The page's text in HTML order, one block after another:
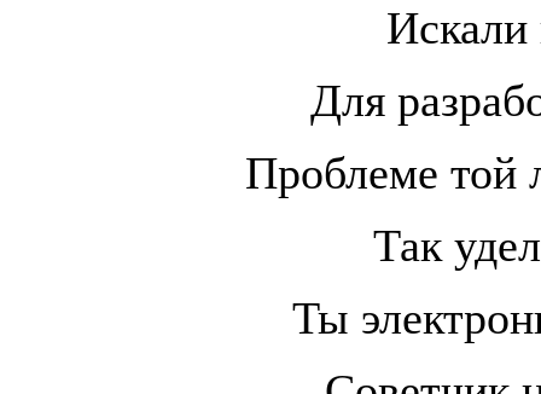
Для
Проблеме
Так
Ты